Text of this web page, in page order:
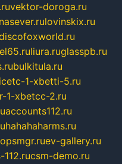
vektor-doroga.ru
lovinskix.ru
liura.ruglasspb.ru
bulkitula.ru
1-xbetti-5.ru
1-xbetcc-2.ru
accounts112.ru
hahahaharms.ru
opsmgr.ruev-gallery.ru
csm-demo.ru